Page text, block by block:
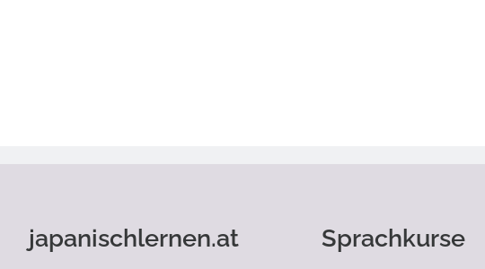
japanischlernen.at Sprachkurse